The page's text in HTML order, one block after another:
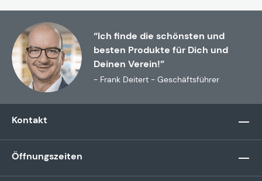
“Ich finde die schönsten und
besten Produkte für Dich und
Deinen Verein!”
- Frank Deitert - Geschäftsführer
Kontakt
Öffnungszeiten